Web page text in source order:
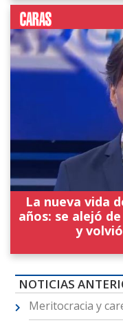
La nueva vida
años: se alejó
y
NOTICIAS
Meritocracia y